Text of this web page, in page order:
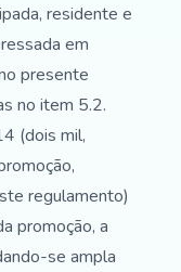
residente e
em
presente
no item 5.2.
(dois mil,
regulamento)
promoção, a
se ampla